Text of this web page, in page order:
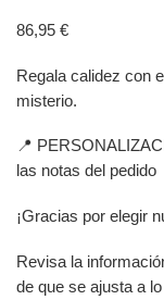
86,95 €
Regala calidez con
misterio.
📍
las notas del pedido
¡Gracias por elegir
Revisa la
de que se ajusta a